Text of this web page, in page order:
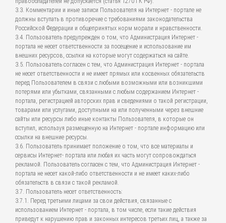
3.3. Комментарии и иные записи Пользователя на Интернет - портале не
должны вступать в противоречие с требованиями законодательства
Российской Федерации и общепринятых норм морали и нравственности.
3.4. Пользователь предупрежден о том, что Администрация Интернет -
портала не несет ответственности за посещение и использование им
внешних ресурсов, ссылки на которые могут содержаться на сайте.
3.5. Пользователь согласен с тем, что Администрация Интернет - портала
не несет ответственности и не имеет прямых или косвенных обязательств
перед Пользователем в связи с любыми возможными или возникшими
потерями или убытками, связанными с любым содержанием Интернет -
портала, регистрацией авторских прав и сведениями о такой регистрации,
товарами или услугами, доступными на или полученными через внешние
сайты или ресурсы либо иные контакты Пользователя, в которые он
вступил, используя размещенную на Интернет - портале информацию или
ссылки на внешние ресурсы.
3.6. Пользователь принимает положение о том, что все материалы и
сервисы Интернет- портала или любая их часть могут сопровождаться
рекламой. Пользователь согласен с тем, что Администрация Интернет -
портала не несет какой-либо ответственности и не имеет каких-либо
обязательств в связи с такой рекламой.
3.7. Пользователь несет ответственность:
3.7.1. Перед третьими лицами за свои действия, связанные с
использованием Интернет - портала, в том числе, если такие действия
приведут к нарушению прав и законных интересов третьих лиц, а также за